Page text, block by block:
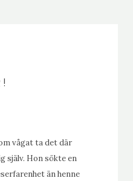
vågat ta det där
själv. Hon sökte en
än henne